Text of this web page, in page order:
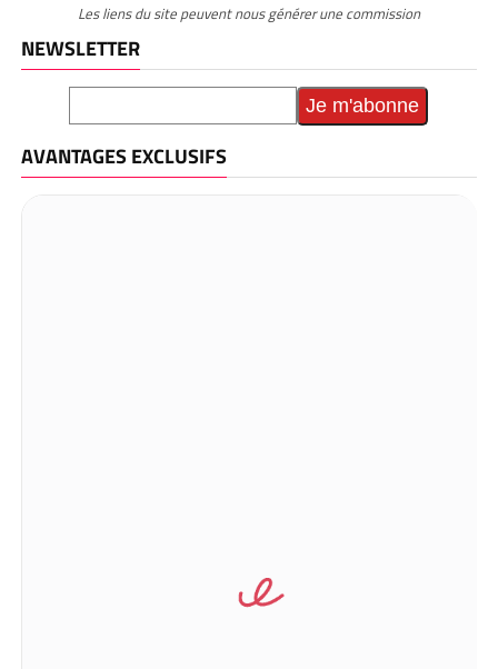
Les liens du site peuvent nous générer une commission
NEWSLETTER
AVANTAGES EXCLUSIFS